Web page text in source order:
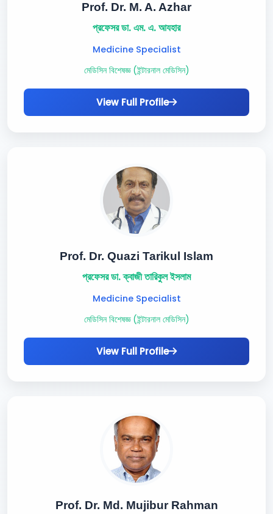
Prof. Dr. M. A. Azhar
প্রফেসর ডা. এম. এ. আযহার
Medicine Specialist
মেডিসিন বিশেষজ্ঞ (ইন্টারনাল মেডিসিন)
View Full Profile
Prof. Dr. Quazi Tarikul Islam
প্রফেসর ডা. ক্বাজী তারিকুল ইসলাম
Medicine Specialist
মেডিসিন বিশেষজ্ঞ (ইন্টারনাল মেডিসিন)
View Full Profile
Prof. Dr. Md. Mujibur Rahman